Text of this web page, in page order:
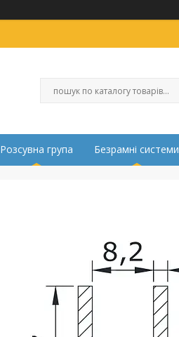
Розсувна група Безрамні системи